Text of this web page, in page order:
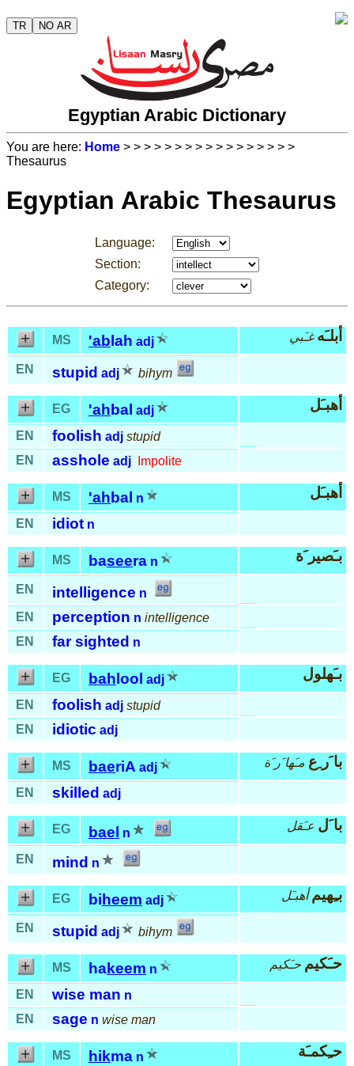
TR NO AR
Egyptian Arabic Dictionary
You are here: Home > > > > > > > > > > > > > > > > >
Thesaurus
Egyptian Arabic Thesaurus
Language:
Section:
Category:
MS 'ab lah adj أبلـَه غـَبي
EN stupid adj bihym
EG 'ahbal adj أهبـَل
EN foolish adj stupid
EN
asshole adj Impolite
MS 'ahbal n أهبـَل
EN idiot n
MS baseera n بـَصير َة
EN intelligence n
EN
perception n intelligence
EN
far sighted n
EG bah lool adj بـَهلول
EN foolish adj stupid
EN
idiotic adj
MS baeriA adj با َر ِع مـَها َر َة
EN skilled adj
EG bael n با َل عـَقل
EN mind n
EG biheem adj بـِهيم أهبـَل
EN stupid adj bihym
MS hakeem n حـَكيم حـَكيم
EN wise man n
EN
sage n wise man
MS hikma n حـِكمـَة